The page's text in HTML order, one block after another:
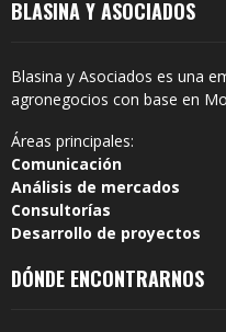
BLASINA Y ASOCIADOS
Blasina y Asociados es una
agronegocios con base en
Áreas principales:
Comunicación
Análisis de mercados
Consultorías
Desarrollo de proyectos
DÓNDE ENCONTRARNOS